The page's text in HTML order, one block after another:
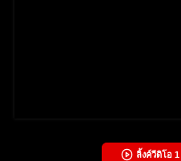
ลิ้งค์วีดิโอ1